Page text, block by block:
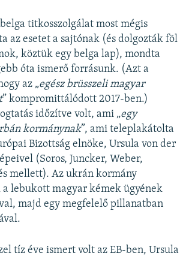
titkosszolgálat most mégis
az esetet a sajtónak (és dolgozták föl
köztük egy belga lap), mondta
óta ismerő forrásunk. (Azt a
az „egész brüsszeli magyar
” kompromittálódott 2017-ben.)
időzítve volt, ami „egy
kormánynak”, ami teleplakátolta
Bizottság elnöke, Ursula von der
(Soros, Juncker, Weber,
mellett). Az ukrán kormány
a lebukott magyar kémek ügyének
majd egy megfelelő pillanatban
tíz éve ismert volt az EB-ben, Ursula